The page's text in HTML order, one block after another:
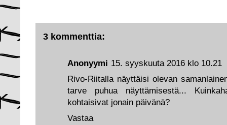
3 kommenttia:
Anonyymi 15. syyskuuta 2016 klo 10.21
Rivo-Riitalla näyttäisi olevan
tarve puhua näyttämisestä...
kohtaisivat jonain päivänä?
Vastaa